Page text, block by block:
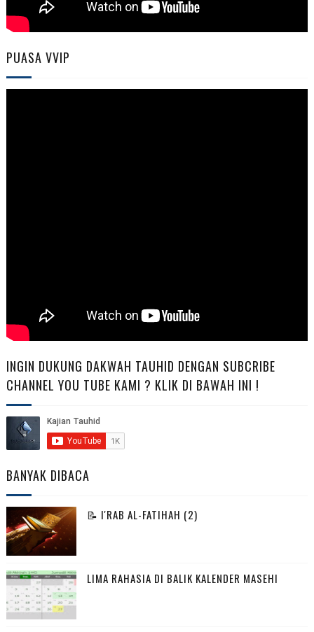
PUASA VVIP
INGIN DUKUNG DAKWAH TAUHID DENGAN SUBCRIBE
CHANNEL YOU TUBE KAMI ? KLIK DI BAWAH INI !
BANYAK DIBACA
📝 I'RAB AL-FATIHAH (2)
LIMA RAHASIA DI BALIK KALENDER MASEHI